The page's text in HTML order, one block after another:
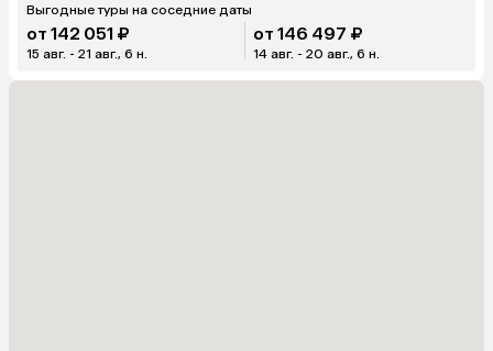
Выгодные туры на соседние даты
от 142 051 ₽
15 авг. - 21 авг., 6 н.
от 146 497 ₽
14 авг. - 20 авг., 6 н.